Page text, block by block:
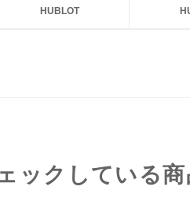
HUBLOT
ックしている商